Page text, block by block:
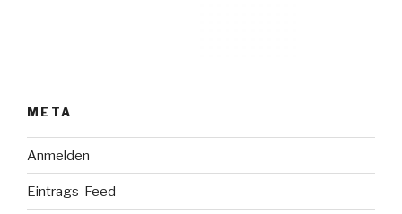
META
Anmelden
Eintrags-Feed